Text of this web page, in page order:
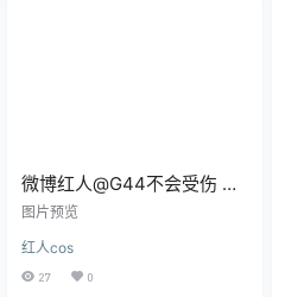
微博红人@G44不会受伤 爱
丽丝兔女郎 [15P/136MB]
图片预览
红人cos
27 0